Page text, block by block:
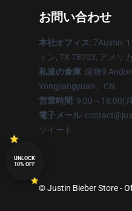
お問い合わせ
本社オフィス: 7Austin:
ィン, TX 78703, アメリカ
私達の倉庫: 建物9
Yongjiangyuan、CN
営業時間: 9:00～18:00(
電子メール:
ツイート
© Justin Bieber Store -
UNLOCK
10% OFF